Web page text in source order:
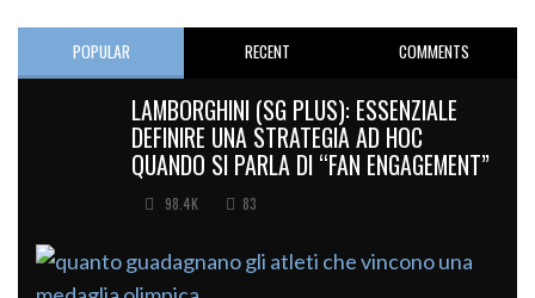
POPULAR RECENT COMMENTS
LAMBORGHINI (SG PLUS): ESSENZIALE
DEFINIRE UNA STRATEGIA AD HOC
QUANDO SI PARLA DI “FAN ENGAGEMENT”
98.4K 83